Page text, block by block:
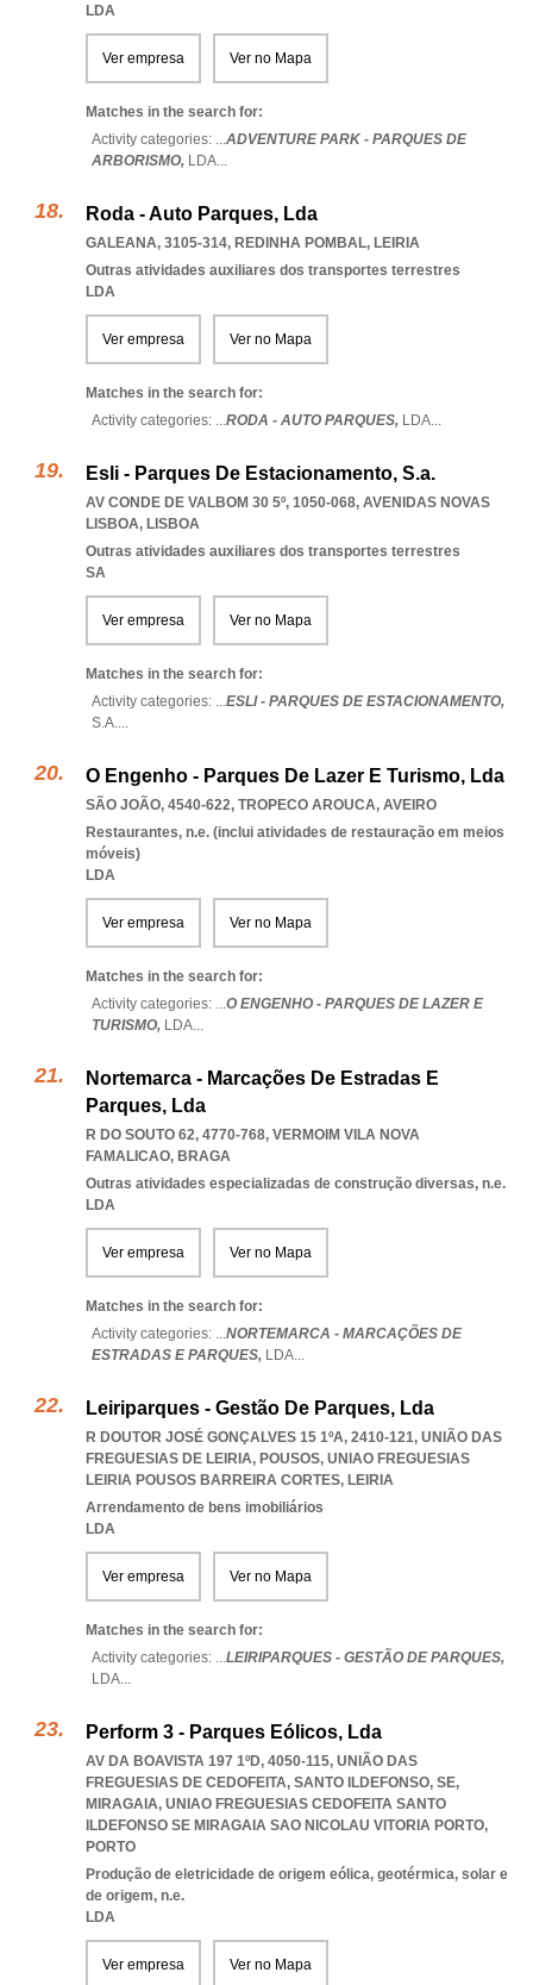
LDA
Ver empresa Ver no Mapa
Matches in the search for:
Activity categories: ...ADVENTURE PARK - PARQUES DE
ARBORISMO, LDA...
Roda - Auto Parques, Lda
GALEANA, 3105-314, REDINHA POMBAL, LEIRIA
Outras atividades auxiliares dos transportes terrestres
LDA
Ver empresa Ver no Mapa
Matches in the search for:
Activity categories: ...RODA - AUTO PARQUES, LDA...
Esli - Parques De Estacionamento, S.a.
AV CONDE DE VALBOM 30 5º, 1050-068, AVENIDAS NOVAS
LISBOA, LISBOA
Outras atividades auxiliares dos transportes terrestres
SA
Ver empresa Ver no Mapa
Matches in the search for:
Activity categories: ...ESLI - PARQUES DE ESTACIONAMENTO,
S.A....
O Engenho - Parques De Lazer E Turismo, Lda
SÃO JOÃO, 4540-622, TROPECO AROUCA, AVEIRO
Restaurantes, n.e. (inclui atividades de restauração em meios
móveis)
LDA
Ver empresa Ver no Mapa
Matches in the search for:
Activity categories: ...O ENGENHO - PARQUES DE LAZER E
TURISMO, LDA...
Nortemarca - Marcações De Estradas E
Parques, Lda
R DO SOUTO 62, 4770-768, VERMOIM VILA NOVA
FAMALICAO, BRAGA
Outras atividades especializadas de construção diversas, n.e.
LDA
Ver empresa Ver no Mapa
Matches in the search for:
Activity categories: ...NORTEMARCA - MARCAÇÕES DE
ESTRADAS E PARQUES, LDA...
Leiriparques - Gestão De Parques, Lda
R DOUTOR JOSÉ GONÇALVES 15 1ºA, 2410-121, UNIÃO DAS
FREGUESIAS DE LEIRIA, POUSOS, UNIAO FREGUESIAS
LEIRIA POUSOS BARREIRA CORTES, LEIRIA
Arrendamento de bens imobiliários
LDA
Ver empresa Ver no Mapa
Matches in the search for:
Activity categories: ...LEIRIPARQUES - GESTÃO DE PARQUES,
LDA...
Perform 3 - Parques Eólicos, Lda
AV DA BOAVISTA 197 1ºD, 4050-115, UNIÃO DAS
FREGUESIAS DE CEDOFEITA, SANTO ILDEFONSO, SE,
MIRAGAIA, UNIAO FREGUESIAS CEDOFEITA SANTO
ILDEFONSO SE MIRAGAIA SAO NICOLAU VITORIA PORTO,
PORTO
Produção de eletricidade de origem eólica, geotérmica, solar e
de origem, n.e.
LDA
Ver empresa Ver no Mapa